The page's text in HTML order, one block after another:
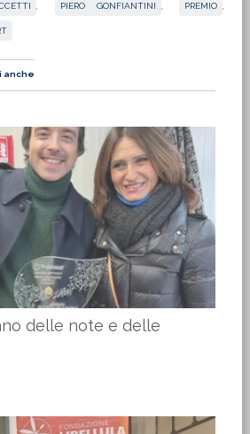
PIERO GONFIANTINI PREMIO
anche
delle note e delle